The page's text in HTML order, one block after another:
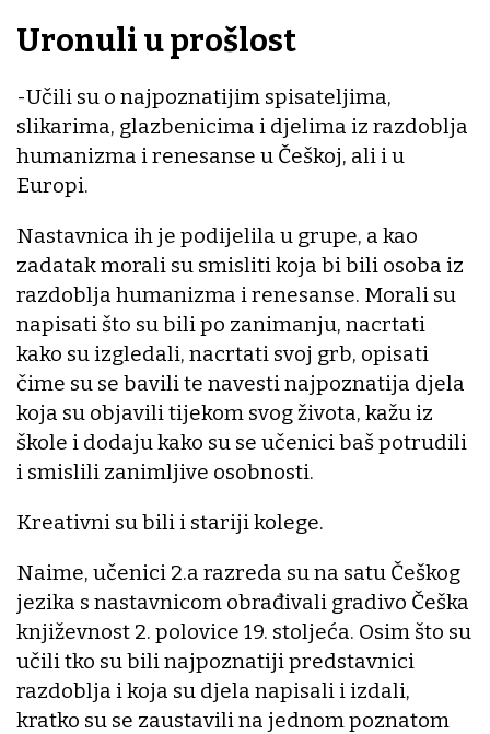
Uronuli u prošlost
-Učili su o najpoznatijim spisateljima,
slikarima, glazbenicima i djelima iz razdoblja
humanizma i renesanse u Češkoj, ali i u
Europi.
Nastavnica ih je podijelila u grupe, a kao
zadatak morali su smisliti koja bi bili osoba iz
razdoblja humanizma i renesanse. Morali su
napisati što su bili po zanimanju, nacrtati
kako su izgledali, nacrtati svoj grb, opisati
čime su se bavili te navesti najpoznatija djela
koja su objavili tijekom svog života, kažu iz
škole i dodaju kako su se učenici baš potrudili
i smislili zanimljive osobnosti.
Kreativni su bili i stariji kolege.
Naime, učenici 2.a razreda su na satu Češkog
jezika s nastavnicom obrađivali gradivo Češka
književnost 2. polovice 19. stoljeća. Osim što su
učili tko su bili najpoznatiji predstavnici
razdoblja i koja su djela napisali i izdali,
kratko su se zaustavili na jednom poznatom